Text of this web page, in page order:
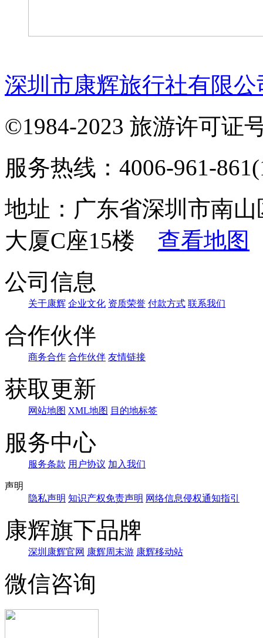
深圳市康辉旅行社有限
©1984-2023 旅游许可证
服务热线：4006-961-
地址：广东省深圳市南
大厦C座15楼 查看地图
公司信息
关于康辉 企业文化 资质荣誉 付款方式 联系我们
合作伙伴
商务合作 合作伙伴 友情链接
获取更新
网站地图 XML地图 目的地标签
服务中心
服务条款 用户协议 加入我们
声明
隐私声明 知识产权免责声明 网络信息侵权通知指引
康辉旗下品牌
深圳康辉官网 康辉周末游 康辉移动站
微信咨询